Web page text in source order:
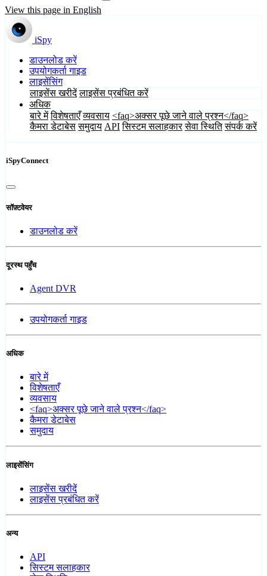
View this page in English
iSpy
डाउनलोड करें
उपयोगकर्ता गाइड
लाइसेंसिंग
लाइसेंस खरीदें लाइसेंस प्रबंधित करें
अधिक
बारे में विशेषताएँ व्यवसाय <faq>अक्सर पूछे जाने वाले प्रश्न</faq>
कैमरा डेटाबेस समुदाय API सिस्टम सलाहकार सेवा स्थिति संपर्क करें
iSpyConnect
सॉफ़्टवेयर
डाउनलोड करें
दूरस्थ पहुँच
Agent DVR
उपयोगकर्ता गाइड
अधिक
बारे में
विशेषताएँ
व्यवसाय
<faq>अक्सर पूछे जाने वाले प्रश्न</faq>
कैमरा डेटाबेस
समुदाय
लाइसेंसिंग
लाइसेंस खरीदें
लाइसेंस प्रबंधित करें
अन्य
API
सिस्टम सलाहकार